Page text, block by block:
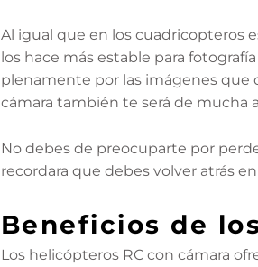
Al igual que en los cuadricopteros
los hace más estable para
plenamente por las imágenes que
cámara también te será de mucha
No debes de preocuparte por
recordara que debes volver atrás
Beneficios de
Los helicópteros RC con cámara